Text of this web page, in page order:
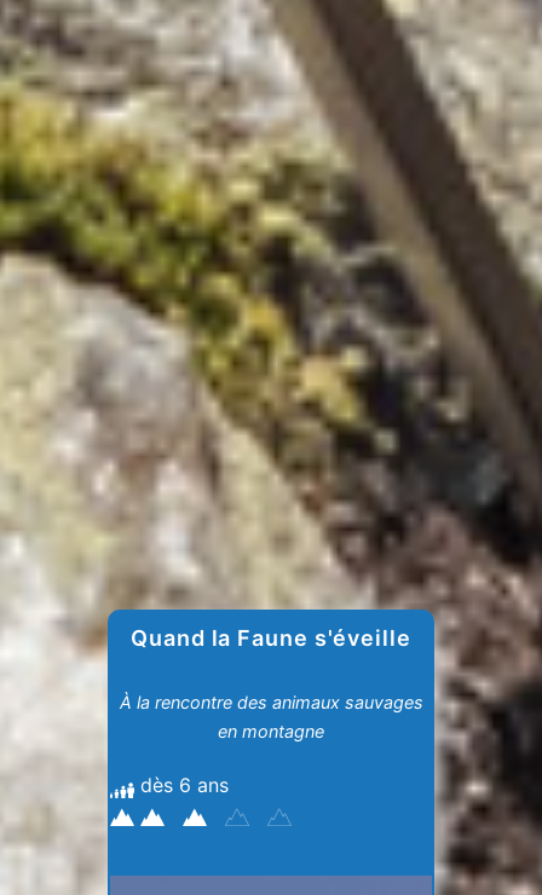
Quand la Faune s'éveille
À la rencontre des animaux sauvages
en montagne
dès 6 ans